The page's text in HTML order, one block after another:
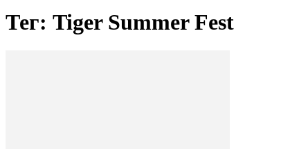
Тег: Tiger Summer Fest